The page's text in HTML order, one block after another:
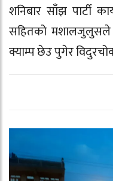
शनिबार साँझ पार्टी
सहितको मशालजुलुसले
क्याम्प छेउ पुगेर